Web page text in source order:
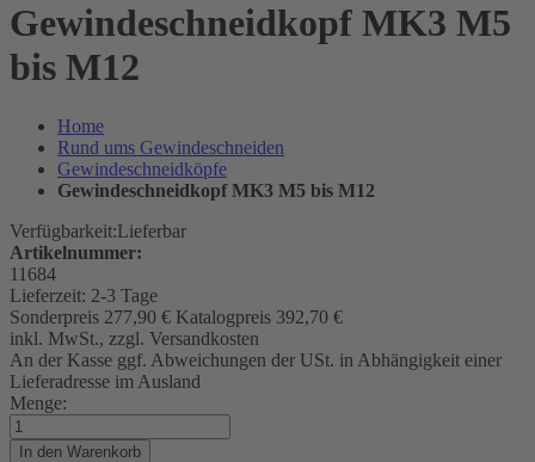
Gewindeschneidkopf MK3 M5
bis M12
Home
Rund ums Gewindeschneiden
Gewindeschneidköpfe
Gewindeschneidkopf MK3 M5 bis M12
Verfügbarkeit:Lieferbar
Artikelnummer:
11684
Lieferzeit: 2-3 Tage
Sonderpreis 277,90 € Katalogpreis 392,70 €
inkl. MwSt., zzgl. Versandkosten
An der Kasse ggf. Abweichungen der USt. in Abhängigkeit einer
Lieferadresse im Ausland
Menge:
In den Warenkorb